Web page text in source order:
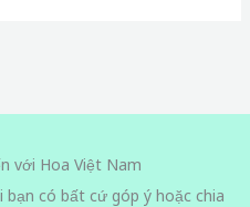
với Hoa Việt Nam
bạn có bất cứ góp ý hoặc chia